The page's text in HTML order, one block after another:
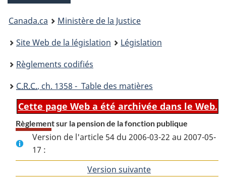
You
are
here:
Canada.ca
Ministère de la Justice
Site Web de la législation
Législation
Règlements codifiés
C.R.C., ch. 1358 - Table des matières
Cette page Web a été archivée dans le Web.
Règlement sur la pension de la fonction publique
Version de l'article 54 du 2006-03-22 au 2007-05-
17 :
Version suivante